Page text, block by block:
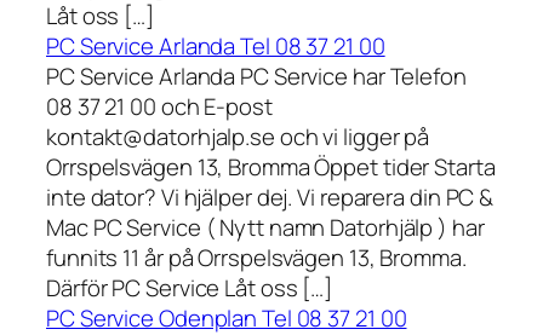
Låt oss […]
PC Service Arlanda Tel 08 37 21 00
PC Service Arlanda PC Service har Telefon
08 37 21 00 och E-post
kontakt@datorhjalp.se och vi ligger på
Orrspelsvägen 13, Bromma Öppet tider Starta
inte dator? Vi hjälper dej. Vi reparera din PC &
Mac PC Service ( Nytt namn Datorhjälp ) har
funnits 11 år på Orrspelsvägen 13, Bromma.
Därför PC Service Låt oss […]
PC Service Odenplan Tel 08 37 21 00